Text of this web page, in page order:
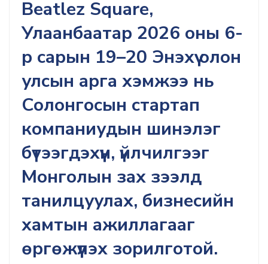
Beatlez Square,
Улаанбаатар 2026 оны 6-
р сарын 19–20 Энэхүү олон
улсын арга хэмжээ нь
Солонгосын стартап
компаниудын шинэлэг
бүтээгдэхүүн, үйлчилгээг
Монголын зах зээлд
танилцуулах, бизнесийн
хамтын ажиллагааг
өргөжүүлэх зорилготой.